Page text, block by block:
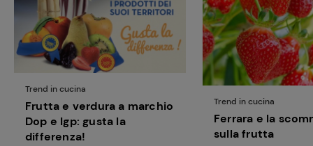
Trend in cucina
Frutta e verdura a marchio
Dop e Igp: gusta la
differenza!
Trend in cucina
Ferrara e la
sulla frutta